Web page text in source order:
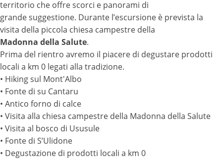
territorio che offre scorci e panorami di
grande suggestione. Durante l’escursione è prevista la
visita della piccola chiesa campestre della
Madonna della Salute.
Prima del rientro avremo il piacere di degustare prodotti
locali a km 0 legati alla tradizione.
• Hiking sul Mont'Albo
• Fonte di su Cantaru
• Antico forno di calce
• Visita alla chiesa campestre della Madonna della Salute
• Visita al bosco di Ususule
• Fonte di S’Ulidone
• Degustazione di prodotti locali a km 0